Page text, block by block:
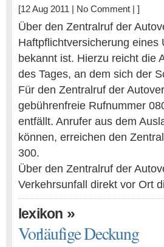
[12 Aug 2011 | No Comment | ]
Über den Zentralruf der
Haftpflichtversicherung
bekannt ist. Hierzu reicht die
des Tages, an dem sich der
Für den Zentralruf der
gebührenfreie Rufnummer
entfällt. Anrufer aus dem
können, erreichen den
300.
Über den Zentralruf der
Verkehrsunfall direkt vor Ort
lexikon »
Vorläufige Deckung